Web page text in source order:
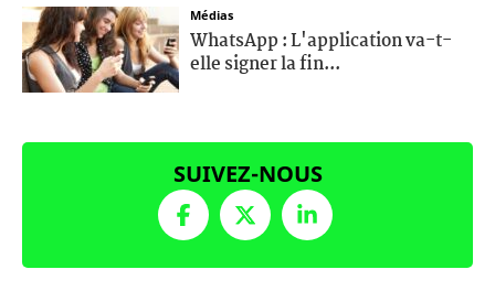
Médias
WhatsApp : L'application va-t-
elle signer la fin...
SUIVEZ-NOUS